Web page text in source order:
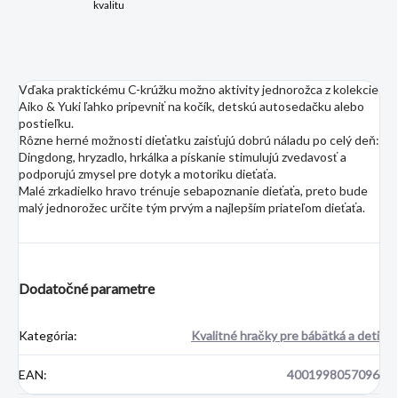
kvalitu
Vďaka praktickému C-krúžku možno aktivity jednorožca z kolekcie
Aiko & Yuki ľahko pripevniť na kočík, detskú autosedačku alebo
postieľku.
Rôzne herné možnosti dieťatku zaisťujú dobrú náladu po celý deň:
Dingdong, hryzadlo, hrkálka a pískanie stimulujú zvedavosť a
podporujú zmysel pre dotyk a motoriku dieťaťa.
Malé zrkadielko hravo trénuje sebapoznanie dieťaťa, preto bude
malý jednorožec určite tým prvým a najlepším priateľom dieťaťa.
Dodatočné parametre
Kategória: Kvalitné hračky pre bábätká a deti
EAN: 4001998057096